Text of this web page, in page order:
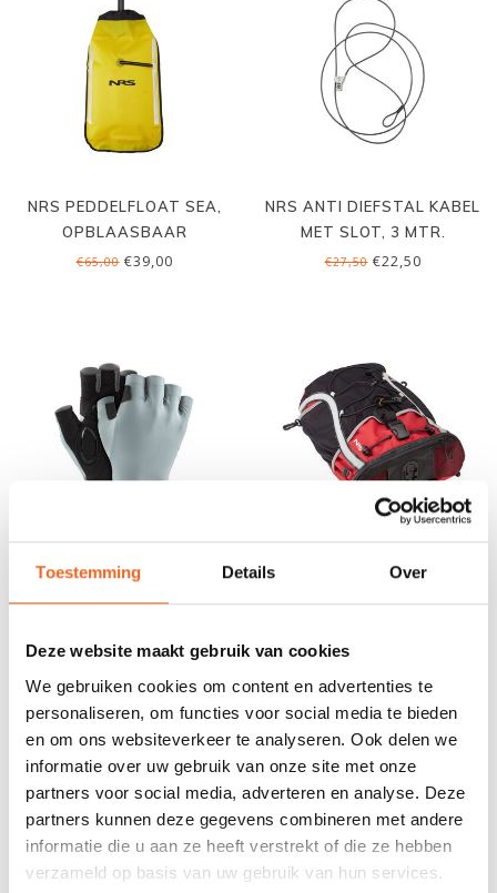
Toestemming Details Over
Deze website maakt gebruik van cookies
We gebruiken cookies om content en advertenties te
personaliseren, om functies voor social media te bieden
en om ons websiteverkeer te analyseren. Ook delen we
informatie over uw gebruik van onze site met onze
partners voor social media, adverteren en analyse. Deze
partners kunnen deze gegevens combineren met andere
informatie die u aan ze heeft verstrekt of die ze hebben
verzameld op basis van uw gebruik van hun services.
NRS PEDDELFLOAT SEA,
OPBLAASBAAR
€65,00€39,00
NRS ANTI DIEFSTAL KABEL
MET SLOT, 3 MTR.
€27,50€22,50
NRS BOATER'S WOMEN
HANDSCHOENEN HALF-
NRS DEKTAS TAJ M'HAUL
STUNTPRIJS! OP=OP!